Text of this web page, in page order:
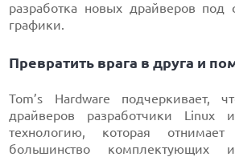
разработка новых драйверов под
графики.
Превратить врага в друга и
Tom’s Hardware подчеркивает,
драйверов разработчики Linux
технологию, которая
большинство